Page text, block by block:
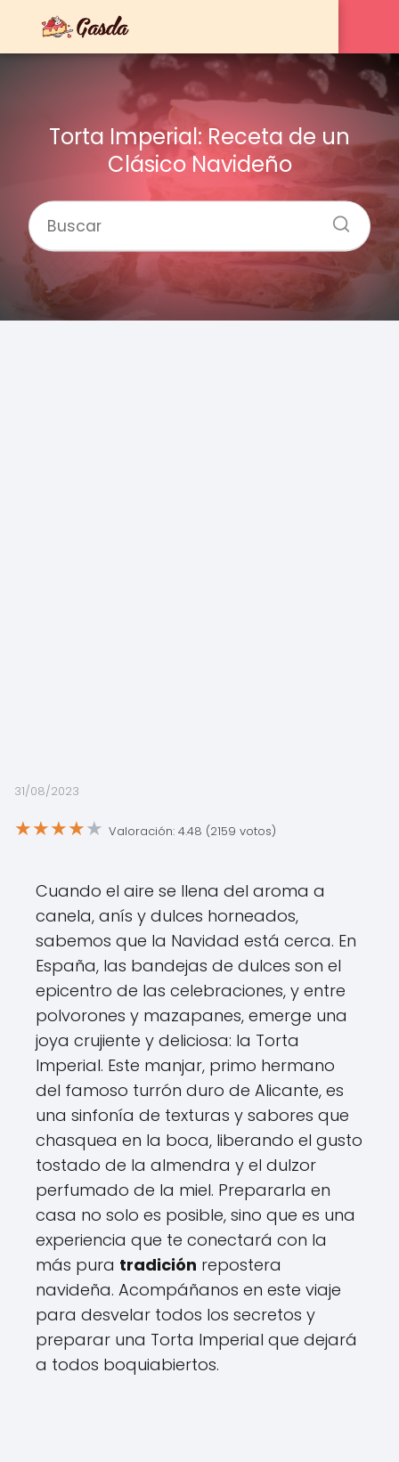
Torta Imperial: Receta de un
Clásico Navideño
31/08/2023
★★★★★ Valoración: 4.48 (2159 votos)
Cuando el aire se llena del aroma a
canela, anís y dulces horneados,
sabemos que la Navidad está cerca. En
España, las bandejas de dulces son el
epicentro de las celebraciones, y entre
polvorones y mazapanes, emerge una
joya crujiente y deliciosa: la Torta
Imperial. Este manjar, primo hermano
del famoso turrón duro de Alicante, es
una sinfonía de texturas y sabores que
chasquea en la boca, liberando el gusto
tostado de la almendra y el dulzor
perfumado de la miel. Prepararla en
casa no solo es posible, sino que es una
experiencia que te conectará con la
más pura tradición repostera
navideña. Acompáñanos en este viaje
para desvelar todos los secretos y
preparar una Torta Imperial que dejará
a todos boquiabiertos.